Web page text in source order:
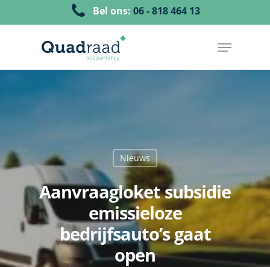
Bel ons: 06 - 818 464 13
Nieuws
Aanvraagloket subsidie
emissieloze
bedrijfsauto’s gaat
open